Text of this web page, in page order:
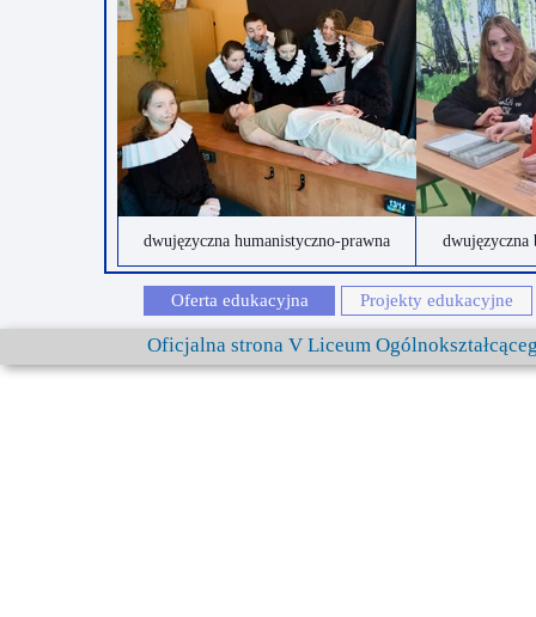
dwujęzyczna
dwujęzyczna humanistyczno-prawna
Projekty edukacyjne
Oferta edukacyjna
Oficjalna strona V Liceum